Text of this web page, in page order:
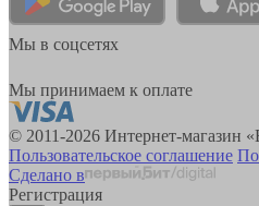
Мы в соцсетях
Мы принимаем к оплате
© 2011-2026 Интернет-магазин
Пользовательское соглашение
Сделано в
Регистрация